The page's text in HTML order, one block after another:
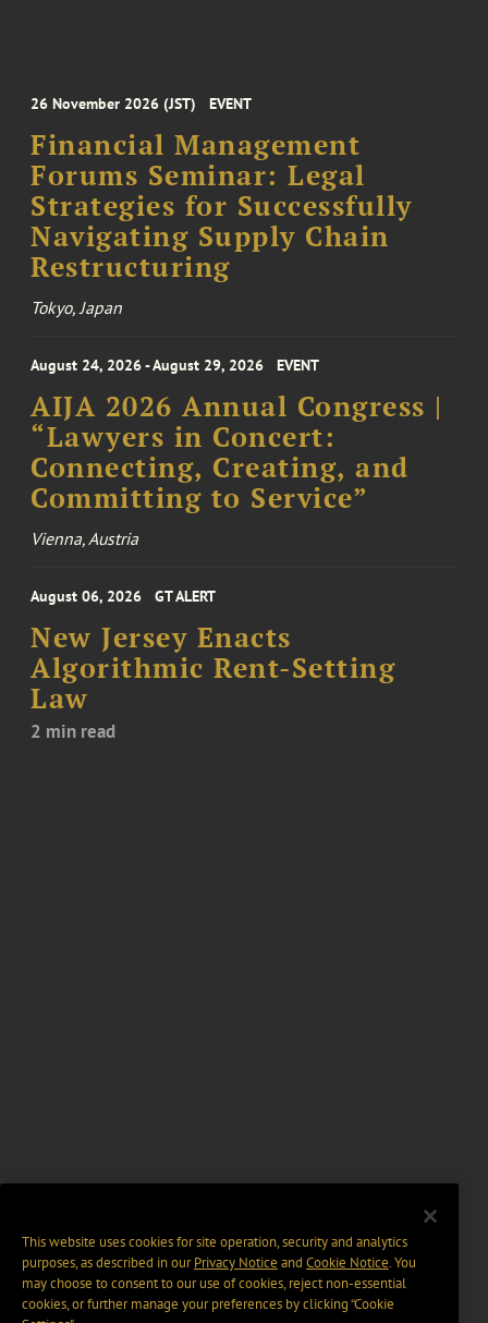
26 November 2026 (JST) EVENT
Financial Management
Forums Seminar: Legal
Strategies for Successfully
Navigating Supply Chain
Restructuring
Tokyo, Japan
August 24, 2026 - August 29, 2026 EVENT
AIJA 2026 Annual Congress |
“Lawyers in Concert:
Connecting, Creating, and
Committing to Service”
Vienna, Austria
August 06, 2026 GT ALERT
New Jersey Enacts
Algorithmic Rent-Setting
Law
2 min read
This website uses cookies for site operation, security and analytics
purposes, as described in ourPrivacy Notice and Cookie Notice. You
may choose to consent to our use of cookies, reject non-essential
cookies, or further manage your preferences by clicking “Cookie